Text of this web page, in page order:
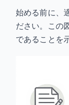
始める前に、
ださい。この
であることを